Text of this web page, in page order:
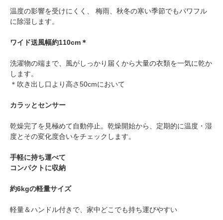
温度の影響を受けにくく、 梅雨、秋冬の寒い季節でもパワフル
に除湿します。
ワイド送風幅約110cm＊
洗濯物の端まで、風がしっかり届くから大量の衣類を一気に乾か
します。
＊吹き出し口より高さ50cmにおいて
カラッとセンサー
乾燥完了を見極めて自動停止。乾燥開始から、定期的に温度・湿
度とその変化度合いをチェックします。
手軽に持ち運べて
コンパクトに収納
約6kgの軽量サイズ
軽量＆ハンドル付きで、家中どこでも持ち運びやすい